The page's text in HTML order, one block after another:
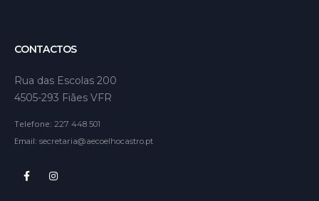
CONTACTOS
Rua das Escolas 200
4505-293 Fiães VFR
Telefone: 227 448 501
Email: secretaria@aecoelhocastro.pt